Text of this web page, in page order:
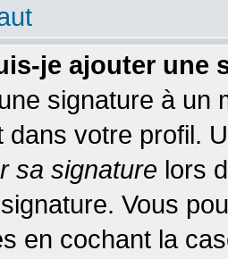
je ajouter une
signature à un
dans votre profil.
sa signature lors
Vous
en cochant la